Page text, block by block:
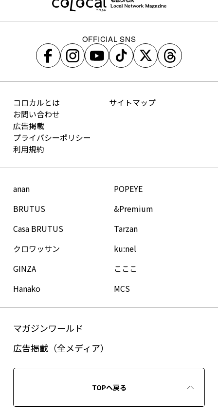
OFFICIAL SNS
コロカルとは
お問い合わせ
広告掲載
プライバシーポリシー
利用規約
サイトマップ
anan
BRUTUS
Casa BRUTUS
クロワッサン
GINZA
Hanako
POPEYE
&Premium
Tarzan
ku:nel
こここ
MCS
マガジンワールド
広告掲載（全メディア）
TOPへ戻る